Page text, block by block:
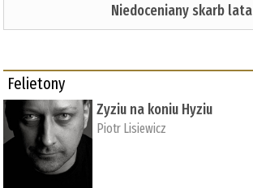
Niedoceniany skarb lata
Felietony
Zyziu na koniu Hyziu
Piotr Lisiewicz